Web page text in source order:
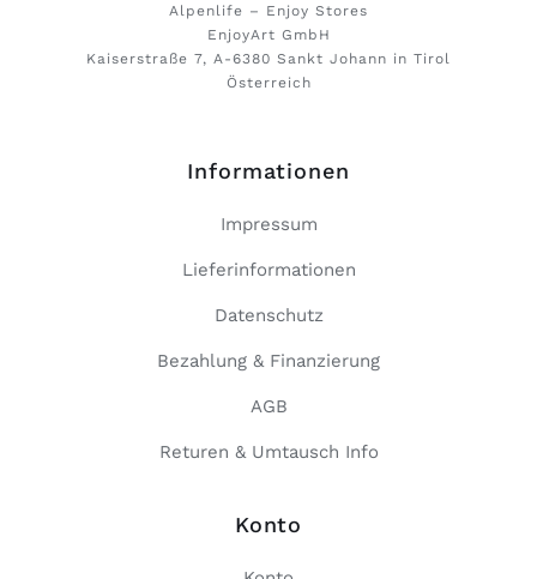
Alpenlife – Enjoy Stores
EnjoyArt GmbH
Kaiserstraße 7, A-6380 Sankt Johann in Tirol
Österreich
Informationen
Impressum
Lieferinformationen
Datenschutz
Bezahlung & Finanzierung
AGB
Returen & Umtausch Info
Konto